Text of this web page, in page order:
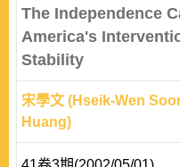
The Independence
America's
Stability
宋學文 (Hseik-Wen
Huang)